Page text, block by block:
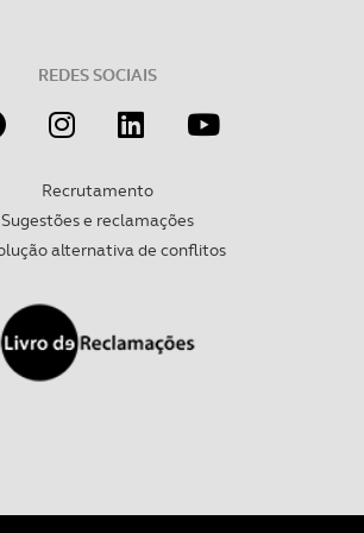
de cookies do site.
REDES SOCIAIS
Recrutamento
Sugestões e reclamações
alternativa de conflitos